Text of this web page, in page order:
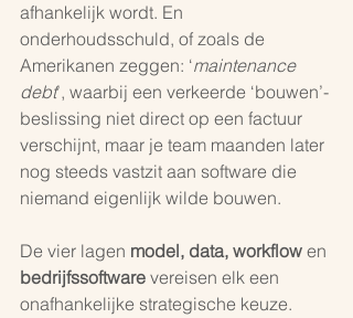
afhankelijk wordt. En
onderhoudsschuld, of zoals de
Amerikanen zeggen: ‘maintenance
debt’, waarbij een verkeerde ‘bouwen’-
beslissing niet direct op een factuur
verschijnt, maar je team maanden later
nog steeds vastzit aan software die
niemand eigenlijk wilde bouwen.
De vier lagen model, data, workflow en
bedrijfssoftware vereisen elk een
onafhankelijke strategische keuze.